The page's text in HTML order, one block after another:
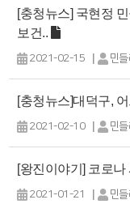
[충청뉴스] 국현정
보건..
2021-02-15 | 민들
[충청뉴스]대덕구,
2021-02-10 | 민들
[왕진이야기] 코로
2021-01-21 | 민들